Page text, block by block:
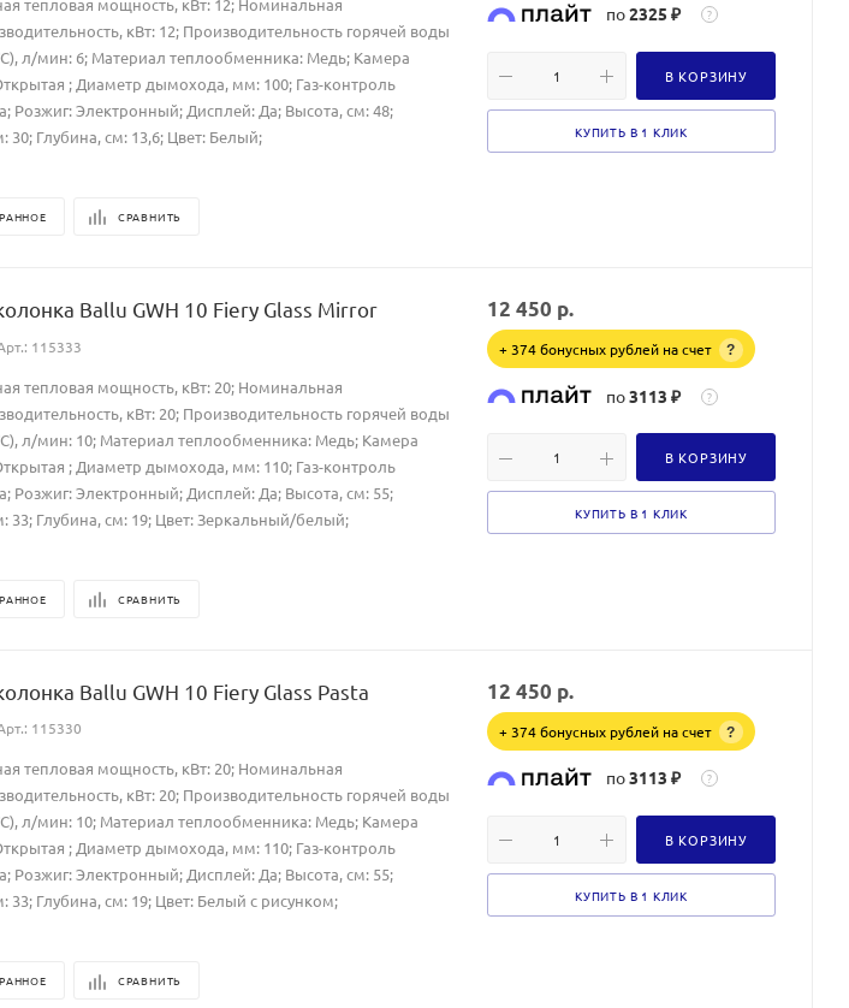
тепловая мощность, кВт: 12; Номинальная
кВт: 12; Производительность горячей воды
л/мин: 6; Материал теплообменника: Медь; Камера
; Диаметр дымохода, мм: 100; Газ-контроль
Розжиг: Электронный; Дисплей: Да; Высота, см: 48;
30; Глубина, см: 13,6; Цвет: Белый;
СРАВНИТЬ
по2325 ₽ ?
В КОРЗИНУ
КУПИТЬ В 1 КЛИК
Ballu GWH 10 Fiery Glass Mirror
115333
тепловая мощность, кВт: 20; Номинальная
кВт: 20; Производительность горячей воды
л/мин: 10; Материал теплообменника: Медь; Камера
; Диаметр дымохода, мм: 110; Газ-контроль
Розжиг: Электронный; Дисплей: Да; Высота, см: 55;
33; Глубина, см: 19; Цвет: Зеркальный/белый;
СРАВНИТЬ
12 450 р.
+ 374 бонусных рублей на счет ?
по3113 ₽ ?
В КОРЗИНУ
КУПИТЬ В 1 КЛИК
Ballu GWH 10 Fiery Glass Pasta
115330
тепловая мощность, кВт: 20; Номинальная
кВт: 20; Производительность горячей воды
л/мин: 10; Материал теплообменника: Медь; Камера
; Диаметр дымохода, мм: 110; Газ-контроль
Розжиг: Электронный; Дисплей: Да; Высота, см: 55;
33; Глубина, см: 19; Цвет: Белый с рисунком;
СРАВНИТЬ
12 450 р.
+ 374 бонусных рублей на счет ?
по3113 ₽ ?
В КОРЗИНУ
КУПИТЬ В 1 КЛИК